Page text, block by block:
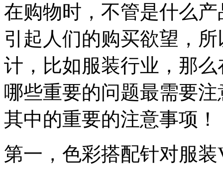
在购物时，不管是什么
引起人们的购买欲望，
计，比如服装行业，那
哪些重要的问题最需要
其中的重要的注意事项！
第一，色彩搭配针对服